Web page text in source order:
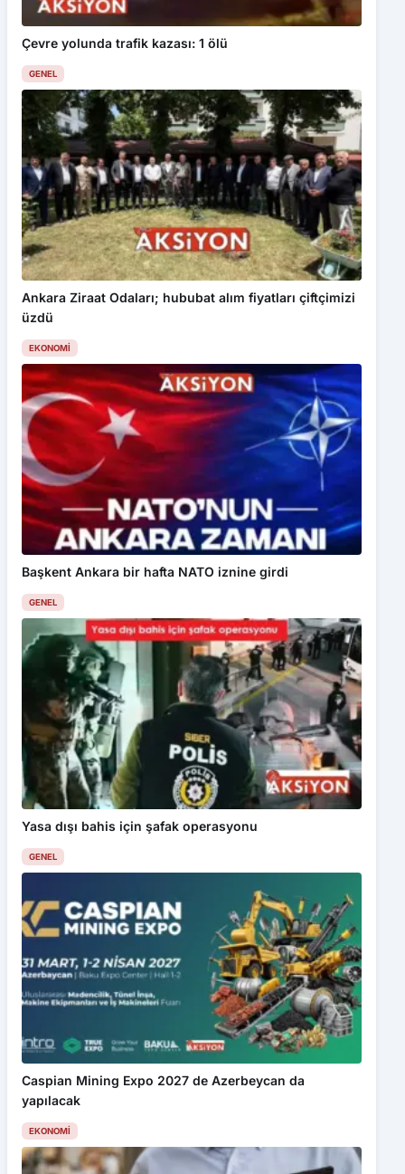
Çevre yolunda trafik kazası: 1 ölü
GENEL
Ankara Ziraat Odaları; hububat alım fiyatları çiftçimizi
üzdü
EKONOMI
Başkent Ankara bir hafta NATO iznine girdi
GENEL
Yasa dışı bahis için şafak operasyonu
GENEL
Caspian Mining Expo 2027 de Azerbeycan da
yapılacak
EKONOMI